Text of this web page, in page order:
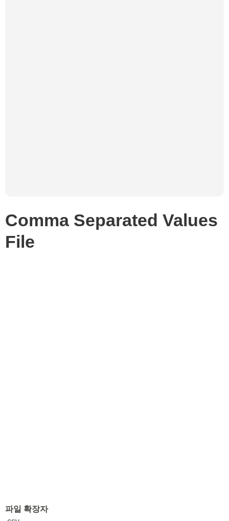
Comma Separated Values
File
파일 확장자